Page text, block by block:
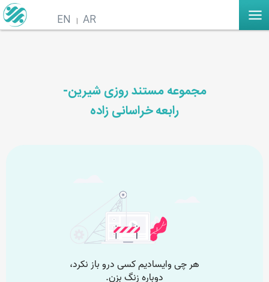
AR
EN
مجموعه مستند روزی شیرین-
رابعه خراسانی زاده